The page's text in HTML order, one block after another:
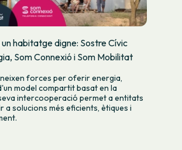
habitatge digne: Sostre Cívic
Som Connexió i Som Mobilitat
forces per oferir energia,
model compartit basat en la
intercooperació permet a entitats
a solucions més eficients, ètiques i